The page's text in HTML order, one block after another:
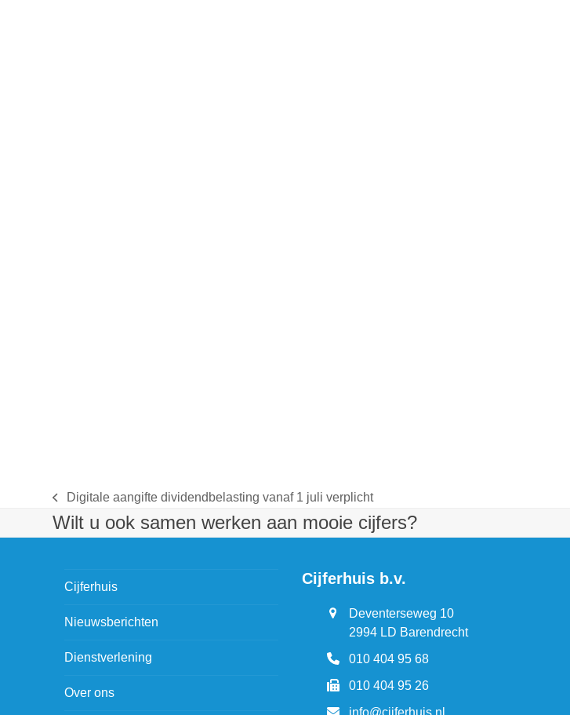
previous
post:
Digitale aangifte dividendbelasting vanaf 1 juli verplicht
Wilt u ook samen werken aan mooie cijfers?
Cijferhuis
Nieuwsberichten
Dienstverlening
Over ons
Cijferhuis b.v.
Deventerseweg 10
2994 LD Barendrecht
010 404 95 68
010 404 95 26
info@cijferhuis.nl